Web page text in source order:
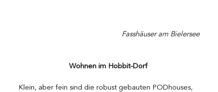
Fasshäuser am Bielersee
Wohnen im Hobbit-Dorf
Klein, aber fein sind die robust gebauten PODhouses,